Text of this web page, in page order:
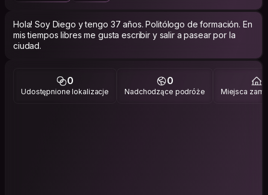
Hola! Soy Diego y tengo 37 años. Politólogo de formación. En
mis tiempos libres me gusta escribir y salir a pasear por la
ciudad.
0
Udostępnione lokalizacje
0
Nadchodzące podróże Miejsca